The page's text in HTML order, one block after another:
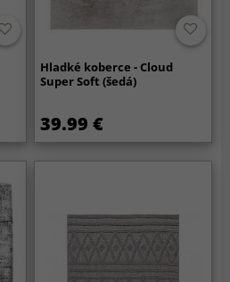
Hladké koberce - Cloud
Super Soft (šedá)
39.99 €